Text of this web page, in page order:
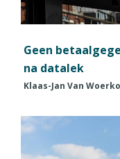
Geen
na datalek
Klaas-Jan Van